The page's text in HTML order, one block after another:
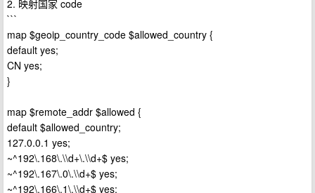
2. 映射国家 code
```
map $geoip_country_code $allowed_country {
default yes;
CN yes;
}
map $remote_addr $allowed {
default $allowed_country;
127.0.0.1 yes;
~^192\.168\.\\d+\.\\d+$ yes;
~^192\.167\.0\.\\d+$ yes;
~^192\.166\.1\.\\d+$ yes;